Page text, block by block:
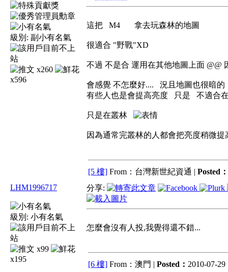
級別: 副小有名氣
x260
x596
這把 M4 拿去玩森林的地圖
很適合 "野戰"XD
不過 不是合 運用在其他地圖上面 @@
會感覺 不怎麼好.... 況且地圖也很暗
有些人也是會提高亮度 只是 不適合
只是在叢林
因為通常完叢林的人都會把亮度稍微
[5 樓] From：台灣新世紀資通 | Posted：
LHM1996717
級別: 小有名氣
x99
x195
分享:
怎麼會沒有人投,我覺得還不錯...
[6 樓] From：澳門 | Posted： 2010-07-29